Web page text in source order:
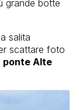
grande botte
salita
scattare foto
ponte Alte